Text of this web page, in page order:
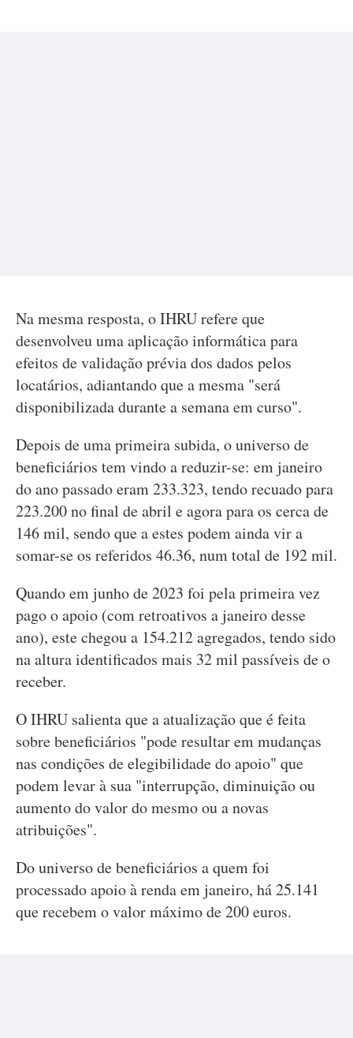
Na mesma resposta, o IHRU refere que
desenvolveu uma aplicação informática para
efeitos de validação prévia dos dados pelos
locatários, adiantando que a mesma "será
disponibilizada durante a semana em curso".
Depois de uma primeira subida, o universo de
beneficiários tem vindo a reduzir-se: em janeiro
do ano passado eram 233.323, tendo recuado para
223.200 no final de abril e agora para os cerca de
146 mil, sendo que a estes podem ainda vir a
somar-se os referidos 46.36, num total de 192 mil.
Quando em junho de 2023 foi pela primeira vez
pago o apoio (com retroativos a janeiro desse
ano), este chegou a 154.212 agregados, tendo sido
na altura identificados mais 32 mil passíveis de o
receber.
O IHRU salienta que a atualização que é feita
sobre beneficiários "pode resultar em mudanças
nas condições de elegibilidade do apoio" que
podem levar à sua "interrupção, diminuição ou
aumento do valor do mesmo ou a novas
atribuições".
Do universo de beneficiários a quem foi
processado apoio à renda em janeiro, há 25.141
que recebem o valor máximo de 200 euros.